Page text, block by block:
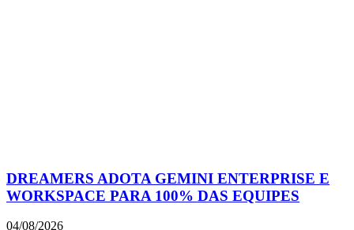
DREAMERS ADOTA GEMINI ENTERPRISE E
WORKSPACE PARA 100% DAS EQUIPES
04/08/2026